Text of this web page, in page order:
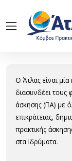
Ο Άτλας είναι
διασυνδέει τους
άσκησης (ΠΑ) με
επικράτειας,
πρακτικής
στα Ιδρύματα.